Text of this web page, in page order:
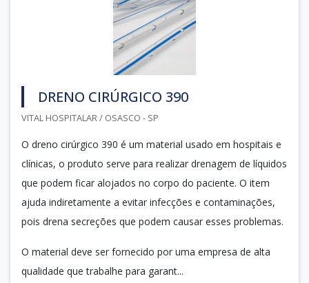
DRENO CIRÚRGICO 390
VITAL HOSPITALAR / OSASCO - SP
O dreno cirúrgico 390 é um material usado em hospitais e
clínicas, o produto serve para realizar drenagem de líquidos
que podem ficar alojados no corpo do paciente. O item
ajuda indiretamente a evitar infecções e contaminações,
pois drena secreções que podem causar esses problemas.
O material deve ser fornecido por uma empresa de alta
qualidade que trabalhe para garant...